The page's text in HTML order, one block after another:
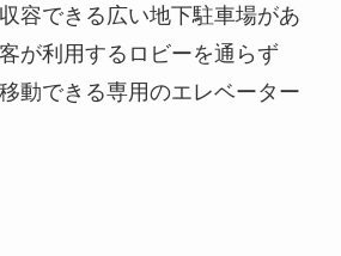
容できる広い地下駐車場があ
が利用するロビーを通らず
動できる専用のエレベーター